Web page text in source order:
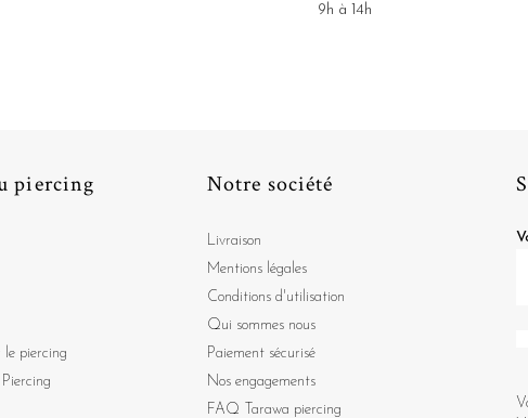
9h à 14h
piercing
le piercing
Notre société
Livraison
Mentions légales
Conditions d'utilisation
Qui sommes nous
Paiement sécurisé
Nos engagements
FAQ Tarawa piercing